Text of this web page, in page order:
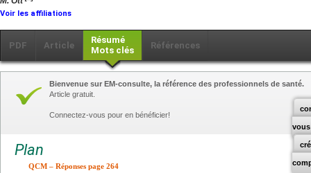
Voir les affiliations
PDF Article
Résumé
Mots clés
Références
vous
Bienvenue sur EM-consulte, la référence des professionnels de santé.
Article gratuit.
Connectez-vous pour en bénéficier!
Plan
QCM – Réponses page 264